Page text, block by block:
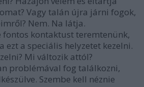
Vagy talán újra járni fogok,
Nem. Na látja.
fontos kontaktust teremtenünk,
ezt a speciális helyzetet kezelni.
Mi változik attól?
problémával fog találkozni,
Szembe kell néznie